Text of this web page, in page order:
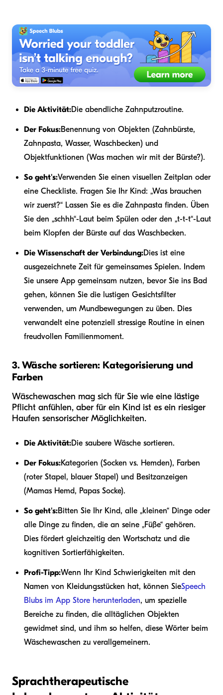
Die Aktivität:Die abendliche Zahnputzroutine.
Der Fokus:Benennung von Objekten (Zahnbürste,
Zahnpasta, Wasser, Waschbecken) und
Objektfunktionen (Was machen wir mit der Bürste?).
So geht's:Verwenden Sie einen visuellen Zeitplan oder
eine Checkliste. Fragen Sie Ihr Kind: „Was brauchen
wir zuerst?“ Lassen Sie es die Zahnpasta finden. Üben
Sie den „schhh“-Laut beim Spülen oder den „t-t-t“-Laut
beim Klopfen der Bürste auf das Waschbecken.
Die Wissenschaft der Verbindung:Dies ist eine
ausgezeichnete Zeit für gemeinsames Spielen. Indem
Sie unsere App gemeinsam nutzen, bevor Sie ins Bad
gehen, können Sie die lustigen Gesichtsfilter
verwenden, um Mundbewegungen zu üben. Dies
verwandelt eine potenziell stressige Routine in einen
freudvollen Familienmoment.
3. Wäsche sortieren: Kategorisierung und
Farben
Wäschewaschen mag sich für Sie wie eine lästige
Pflicht anfühlen, aber für ein Kind ist es ein riesiger
Haufen sensorischer Möglichkeiten.
Die Aktivität:Die saubere Wäsche sortieren.
Der Fokus:Kategorien (Socken vs. Hemden), Farben
(roter Stapel, blauer Stapel) und Besitzanzeigen
(Mamas Hemd, Papas Socke).
So geht's:Bitten Sie Ihr Kind, alle „kleinen“ Dinge oder
alle Dinge zu finden, die an seine „Füße“ gehören.
Dies fördert gleichzeitig den Wortschatz und die
kognitiven Sortierfähigkeiten.
Profi-Tipp:Wenn Ihr Kind Schwierigkeiten mit den
Namen von Kleidungsstücken hat, können SieSpeech
Blubs im App Store herunterladen, um spezielle
Bereiche zu finden, die alltäglichen Objekten
gewidmet sind, und ihm so helfen, diese Wörter beim
Wäschewaschen zu verallgemeinern.
Sprachtherapeutische